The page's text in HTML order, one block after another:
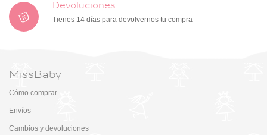
Devoluciones
Tienes 14 días para devolvernos tu compra
MissBaby
Cómo comprar
Envíos
Cambios y devoluciones